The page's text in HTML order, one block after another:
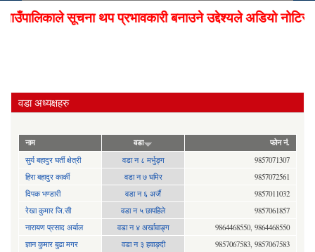
सूचना थप प्रभावकारी बनाउने उद्देश्यले अडियो नोटिस
वडा अध्यक्षहरु
नाम वडा फोन नं.
सुर्य बहादुर घर्ती क्षेत्री वडा न ८ मर्भुङ्ग
9857071307
हिरा बहादुर कार्की
वडा न ७ घमिर
9857072561
दिपक भण्डारी
वडा न ६ अर्जै
9857011032
रेखा कुमार जि.सी
वडा न ५ छापहिले
9857061857
नारायण प्रसाद अर्याल
वडा न‍ ४ अर्खावाङ्ग
9864468550, 9864468550
ज्ञान कुमार बुढा मगर
वडा न ३ हवाङ्दी
9857067583, 9857067583